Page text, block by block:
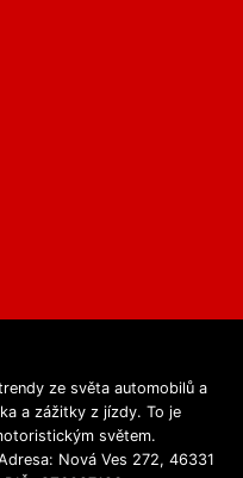
ze světa automobilů a
a zážitky z jízdy. To je
světem.
Nová Ves 272, 46331